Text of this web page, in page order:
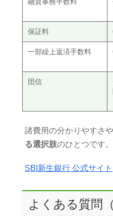
融資事務手数料
保証料
一部繰上返済手数料
団信
諸費用の分かりやすさ
る選択肢のひとつです
SBI新生銀行 公式サイト
よくある質問